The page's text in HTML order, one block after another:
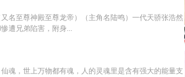
名至尊神殿至尊龙帝）（主角名陆鸣）一代天骄张浩然
遭兄弟陷害，附身...
魂，世上万物都有魂，人的灵魂里是含有强大的能量支